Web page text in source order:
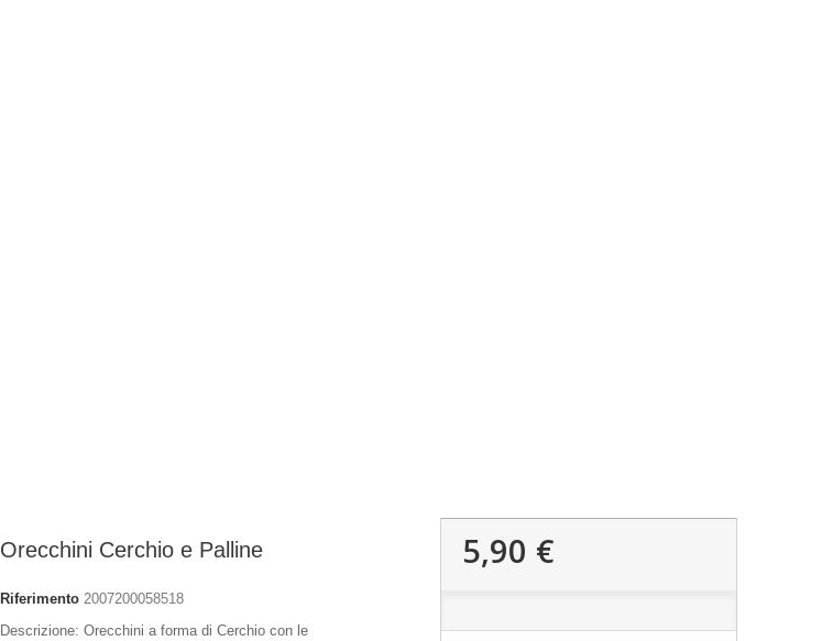
Orecchini Cerchio e Palline
Riferimento 2007200058518
Descrizione: Orecchini a forma di Cerchio con le
5,90 €